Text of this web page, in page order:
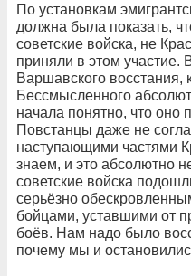
По установкам
должна была показать,
советские войска, не
приняли в этом участие.
Варшавского восстания,
Бессмысленного
начала понятно, что оно
Повстанцы даже не
наступающими частями
знаем, и это абсолютно
советские войска
серьёзно
бойцами, уставшими от
боёв. Нам надо было
почему мы и